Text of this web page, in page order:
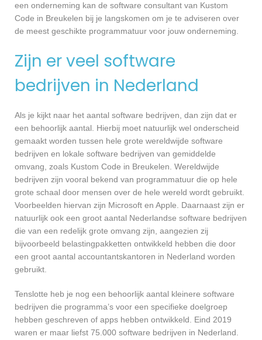
een onderneming kan de software consultant van Kustom
Code in Breukelen bij je langskomen om je te adviseren over
de meest geschikte programmatuur voor jouw onderneming.
Zijn er veel software
bedrijven in Nederland
Als je kijkt naar het aantal software bedrijven, dan zijn dat er
een behoorlijk aantal. Hierbij moet natuurlijk wel onderscheid
gemaakt worden tussen hele grote wereldwijde software
bedrijven en lokale software bedrijven van gemiddelde
omvang, zoals Kustom Code in Breukelen. Wereldwijde
bedrijven zijn vooral bekend van programmatuur die op hele
grote schaal door mensen over de hele wereld wordt gebruikt.
Voorbeelden hiervan zijn Microsoft en Apple. Daarnaast zijn er
natuurlijk ook een groot aantal Nederlandse software bedrijven
die van een redelijk grote omvang zijn, aangezien zij
bijvoorbeeld belastingpakketten ontwikkeld hebben die door
een groot aantal accountantskantoren in Nederland worden
gebruikt.
Tenslotte heb je nog een behoorlijk aantal kleinere software
bedrijven die programma’s voor een specifieke doelgroep
hebben geschreven of apps hebben ontwikkeld. Eind 2019
waren er maar liefst 75.000 software bedrijven in Nederland.